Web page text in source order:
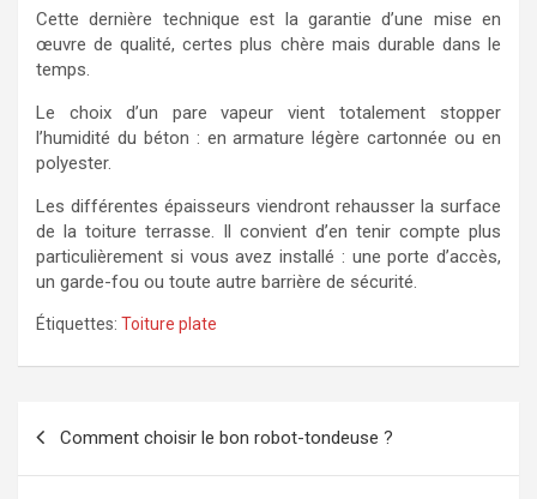
Cette dernière technique est la garantie d’une mise en
œuvre de qualité, certes plus chère mais durable dans le
temps.
Le choix d’un pare vapeur vient totalement stopper
l’humidité du béton : en armature légère cartonnée ou en
polyester.
Les différentes épaisseurs viendront rehausser la surface
de la toiture terrasse. Il convient d’en tenir compte plus
particulièrement si vous avez installé : une porte d’accès,
un garde-fou ou toute autre barrière de sécurité.
Étiquettes: Toiture plate
Comment choisir le bon robot-tondeuse ?